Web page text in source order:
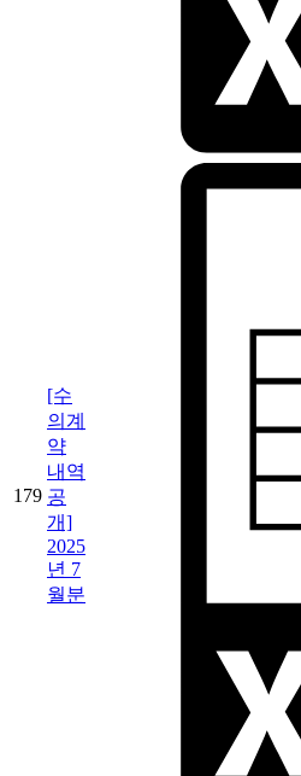
179
[수
의계
약
내역
공
개]
2025
년 7
월분